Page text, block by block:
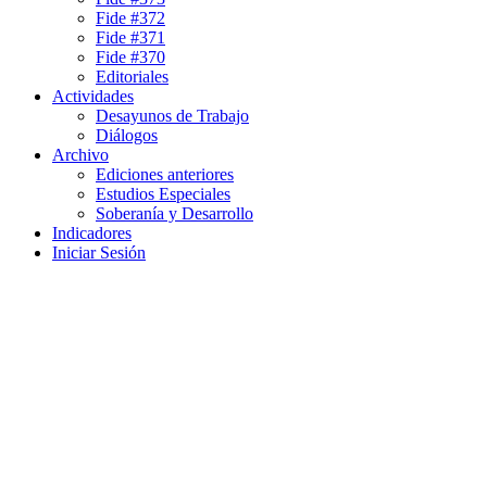
Fide #372
Fide #371
Fide #370
Editoriales
Actividades
Desayunos de Trabajo
Diálogos
Archivo
Ediciones anteriores
Estudios Especiales
Soberanía y Desarrollo
Indicadores
Iniciar Sesión